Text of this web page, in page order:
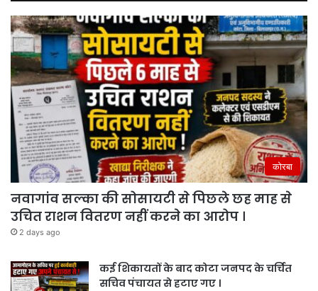
कोरबा
नवागांव सल्का की सोसायटी से पिछले छह माह से
उचित राशन वितरण नहीं करने का आरोप ।
2 days ago
कई शिकायतों के बाद कोटा जनपद के चर्चित
सचिव पंचायत से हटाए गए ।